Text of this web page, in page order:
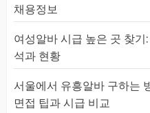
채용정보
여성알바 시급 높은 곳 찾
석과 현황
서울에서 유흥알바 구하는
면접 팁과 시급 비교